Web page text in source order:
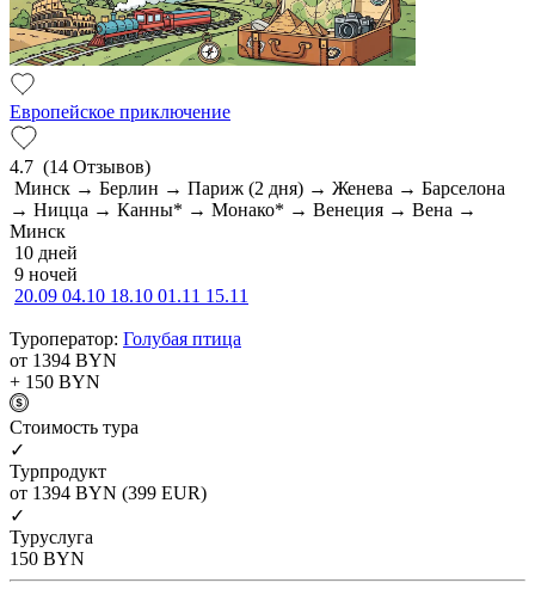
Европейское приключение
4.7 (14 Отзывов)
Минск → Берлин → Париж (2 дня) → Женева → Барселона
→ Ницца → Канны* → Монако* → Венеция → Вена →
Минск
10 дней
9 ночей
20.09 04.10 18.10 01.11 15.11
Туроператор: Голубая птица
от 1394 BYN
+ 150 BYN
Cтоимость тура
✓
Турпродукт
от 1394 BYN (399 EUR)
✓
Туруслуга
150 BYN